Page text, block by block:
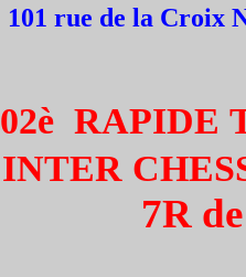
la Croix
RAPIDE
INTER
7R